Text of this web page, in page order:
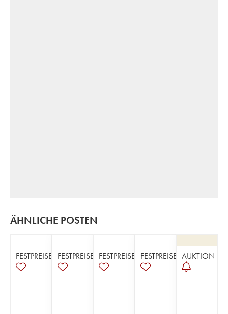
ÄHNLICHE POSTEN
FESTPREISE FESTPREISE FESTPREISE FESTPREISE AUKTION